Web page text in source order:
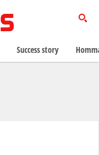
Success story